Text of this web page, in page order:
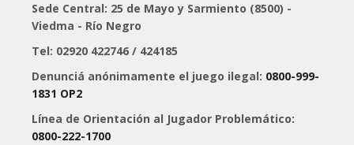
Sede Central: 25 de Mayo y Sarmiento (8500) -
Viedma - Río Negro
Tel: 02920 422746 / 424185
Denunciá anónimamente el juego ilegal: 0800-999-
1831 OP2
Línea de Orientación al Jugador Problemático:
0800-222-1700